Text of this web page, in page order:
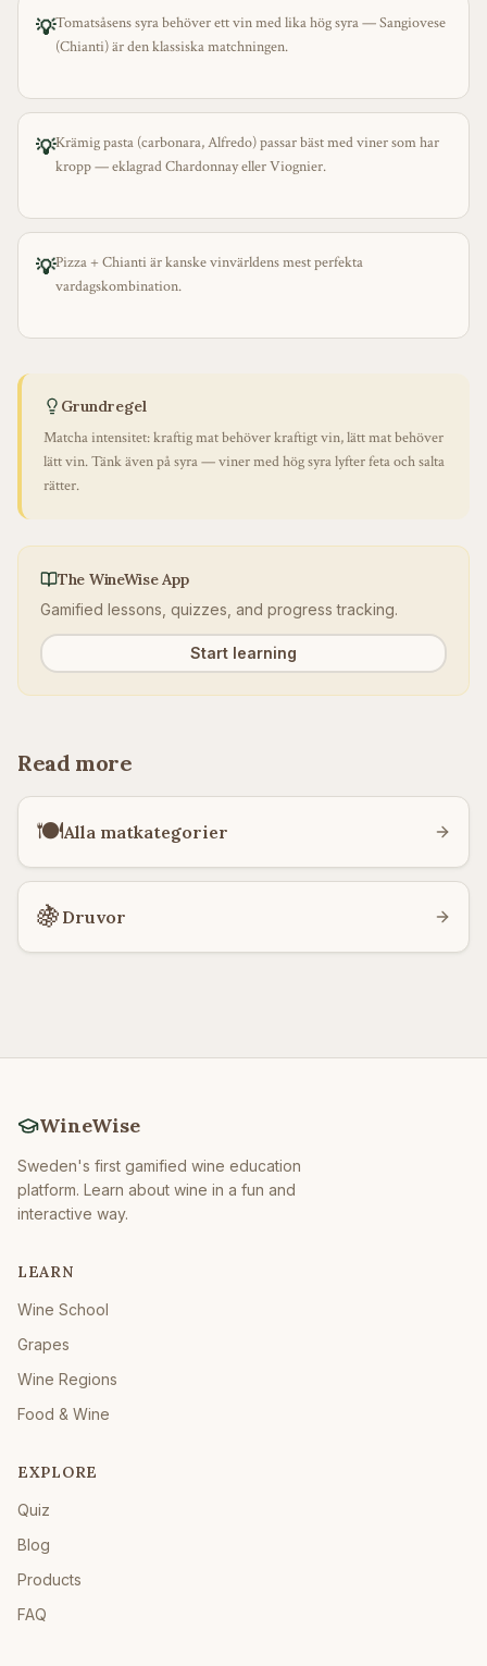
💡Tomatsåsens syra behöver ett vin med lika hög syra — Sangiovese
(Chianti) är den klassiska matchningen.
💡Krämig pasta (carbonara, Alfredo) passar bäst med viner som har
kropp — eklagrad Chardonnay eller Viognier.
💡Pizza + Chianti är kanske vinvärldens mest perfekta
vardagskombination.
Grundregel
Matcha intensitet: kraftig mat behöver kraftigt vin, lätt mat behöver
lätt vin. Tänk även på syra — viner med hög syra lyfter feta och salta
rätter.
The WineWise App
Gamified lessons, quizzes, and progress tracking.
Start learning
Read more
🍽️Alla matkategorier
🍇 Druvor
WineWise
Sweden's first gamified wine education
platform. Learn about wine in a fun and
interactive way.
LEARN
Wine School
Grapes
Wine Regions
Food & Wine
EXPLORE
Quiz
Blog
Products
FAQ